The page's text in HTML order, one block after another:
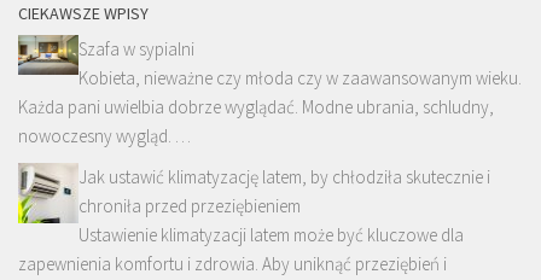
CIEKAWSZE WPISY
Szafa w sypialni
Kobieta, nieważne czy młoda czy w zaawansowanym wieku.
Każda pani uwielbia dobrze wyglądać. Modne ubrania, schludny,
nowoczesny wygląd. …
Jak ustawić klimatyzację latem, by chłodziła skutecznie i
chroniła przed przeziębieniem
Ustawienie klimatyzacji latem może być kluczowe dla
zapewnienia komfortu i zdrowia. Aby uniknąć przeziębień i